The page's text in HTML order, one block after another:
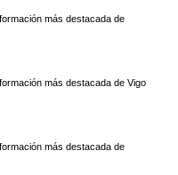
más destacada de
más destacada de Vigo
más destacada de